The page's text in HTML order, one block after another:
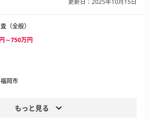
更新日：2025年10月15日
（全般）
～750万円
岡市
もっと見る